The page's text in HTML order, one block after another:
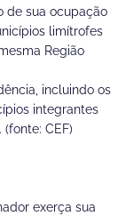
de sua ocupação
limítrofes
Região
incluindo os
integrantes
CEF)
exerça sua